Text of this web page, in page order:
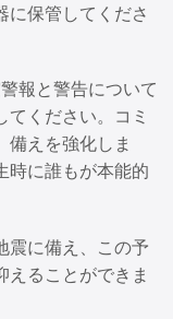
に保管してくださ
報と警告について
ください。コミ
備えを強化しま
時に誰もが本能的
震に備え、この予
ることができま